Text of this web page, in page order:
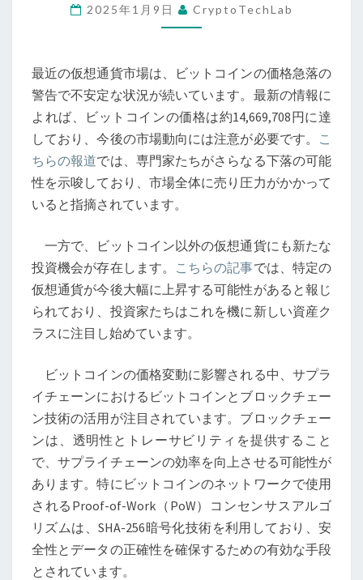
価
急
落
警
告
と
新
投
資
機
会
—
プ
ラ
イ
チ
ェ
ー
で
の
2025年1月9日 CryptoTechLab
最近の仮想通貨市場は、ビットコインの価格急落の
警告で不安定な状況が続いています。最新の情報に
よれば、ビットコインの価格は約14,669,708円に達
しており、今後の市場動向には注意が必要です。 こ
ちらの報道では、専門家たちがさらなる下落の可能
性を示唆しており、市場全体に売り圧力がかかって
いると指摘されています。
一方で、ビットコイン以外の仮想通貨にも新たな
投資機会が存在します。 こちらの記事では、特定の
仮想通貨が今後大幅に上昇する可能性があると報じ
られており、投資家たちはこれを機に新しい資産ク
ラスに注目し始めています。
ビットコインの価格変動に影響される中、サプラ
イチェーンにおけるビットコインとブロックチェー
ン技術の活用が注目されています。ブロックチェー
ンは、透明性とトレーサビリティを提供すること
で、サプライチェーンの効率を向上させる可能性が
あります。特にビットコインのネットワークで使用
されるProof-of-Work（PoW）コンセンサスアルゴ
リズムは、SHA-256暗号化技術を利用しており、安
全性とデータの正確性を確保するための有効な手段
とされています。